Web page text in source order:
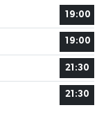
19:00
19:00
21:30
21:30